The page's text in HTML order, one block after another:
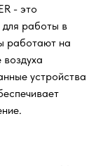
- это
для работы в
работают на
устройства